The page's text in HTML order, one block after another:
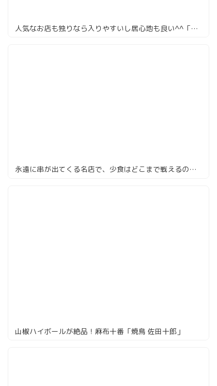
人気なお店も独りなら入りやすいし居心地も良い^^「鳥昇」
永遠に串が出てくる名店で、少食はどこまで戦えるのか。中目黒「鳥よし」
山椒ハイボールが絶品！麻布十番「焼鳥 佐田十郎」